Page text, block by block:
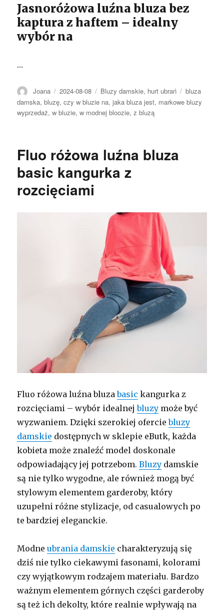
Jasnoróżowa luźna bluza bez
kaptura z haftem – idealny
wybór na
…
Autor
Joana Opublikowano
2024-08-08 Kategorie
Bluzy damskie, hurt ubrań Tagi
bluza
damska,bluzę,czy w bluzie na,jaka bluza jest, markowe bluzy
wyprzedaż,w bluzie,w modnej bloozie,z bluzą
Fluo różowa luźna bluza
basic kangurka z
rozcięciami
Fluo różowa luźna bluzabasic kangurka z
rozcięciami – wybór idealnejbluzy może być
wyzwaniem. Dzięki szerokiej oferciebluzy
damskie dostępnych w sklepie eButk, każda
kobieta może znaleźć model doskonale
odpowiadający jej potrzebom.Bluzy damskie
są nie tylko wygodne, ale również mogą być
stylowym elementem garderoby, który
uzupełni różne stylizacje, od casualowych po
te bardziej eleganckie.
Modneubrania damskie charakteryzują się
dziś nie tylko ciekawymi fasonami, kolorami
czy wyjątkowym rodzajem materiału. Bardzo
ważnym elementem górnych części garderoby
są też ich dekolty, które realnie wpływają na